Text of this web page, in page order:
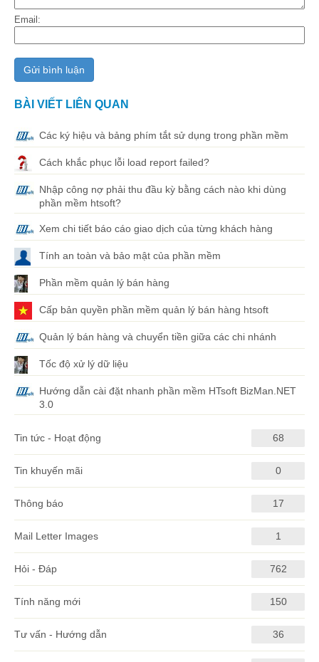
Email:
BÀI VIẾT LIÊN QUAN
Các ký hiệu và bảng phím tắt sử dụng trong phần mềm
Cách khắc phục lỗi load report failed?
Nhập công nợ phải thu đầu kỳ bằng cách nào khi dùng
phần mềm htsoft?
Xem chi tiết báo cáo giao dịch của từng khách hàng
Tính an toàn và bảo mật của phần mềm
Phần mềm quản lý bán hàng
Cấp bản quyền phần mềm quản lý bán hàng htsoft
Quản lý bán hàng và chuyển tiền giữa các chi nhánh
Tốc độ xử lý dữ liệu
Hướng dẫn cài đặt nhanh phần mềm HTsoft BizMan.NET
3.0
Tin tức - Hoạt động 68
Tin khuyến mãi 0
Thông báo 17
Mail Letter Images 1
Hỏi - Đáp 762
Tính năng mới 150
Tư vấn - Hướng dẫn 36